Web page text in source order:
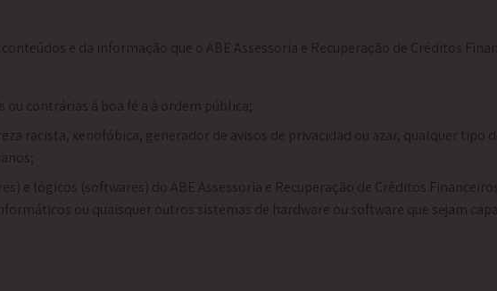
e da informação que o ABE Assessoria e Recuperação de Créditos
ou contrárias à boa fé a à ordem pública;
racista, xenofóbica, generador de avisos de privacidad ou azar, qualquer tipo
e lógicos (softwares) do ABE Assessoria e Recuperação de Créditos
ou quaisquer outros sistemas de hardware ou software que sejam